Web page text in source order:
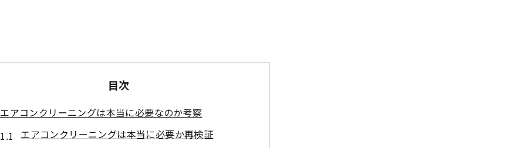
目次
エアコンクリーニングは本当に必要なのか考察
エアコンクリーニングは本当に必要か再検証